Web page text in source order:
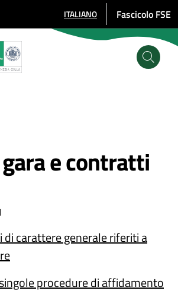
SELEZIONE LINGUA: LINGUA
ITALIANO Fascicolo FSE
e contratti
carattere generale riferiti a
procedure di affidamento